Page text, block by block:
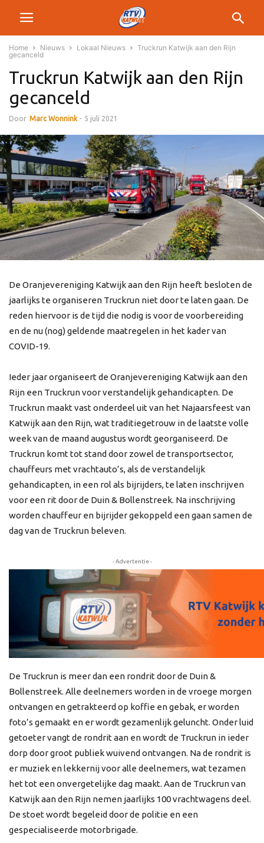
Home Nieuws Lokaal Nieuws
Truckrun Katwijk aan den Rijn
gecanceld
Truckrun Katwijk aan den Rijn
gecanceld
Door Marc Wonnink - 5 juli 2021
De Oranjevereniging Katwijk aan den Rijn heeft besloten de
jaarlijks te organiseren Truckrun niet door te laten gaan. De
reden hiervoor is de tijd die nodig is voor de voorbereiding
en de nu (nog) geldende maatregelen in het kader van
COVID-19.
Ieder jaar organiseert de Oranjevereniging Katwijk aan den
Rijn een Truckrun voor verstandelijk gehandicapten. De
Truckrun maakt vast onderdeel uit van het Najaarsfeest van
Katwijk aan den Rijn, wat traditiegetrouw in de laatste volle
week van de maand augustus wordt georganiseerd. De
Truckrun komt tot stand door zowel de transportsector,
chauffeurs met vrachtauto’s, als de verstandelijk
gehandicapten, in een rol als bijrijders, te laten inschrijven
voor een rit door de Duin & Bollenstreek. Na inschrijving
worden chauffeur en bijrijder gekoppeld een gaan samen de
dag van de Truckrun beleven.
- Advertentie -
De Truckrun is meer dan een rondrit door de Duin &
Bollenstreek. Alle deelnemers worden in de vroege morgen
ontvangen en getrakteerd op koffie en gebak, er worden
foto’s gemaakt en er wordt gezamenlijk geluncht. Onder luid
getoeter vangt de rondrit aan en wordt de Truckrun in ieder
dorp door groot publiek wuivend ontvangen. Na de rondrit is
er muziek en lekkernij voor alle deelnemers, wat tezamen
het tot een onvergetelijke dag maakt. Aan de Truckrun van
Katwijk aan den Rijn nemen jaarlijks 100 vrachtwagens deel.
De stoet wordt begeleid door de politie en een
gespecialiseerde motorbrigade.